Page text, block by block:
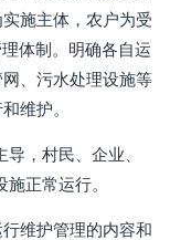
施主体，农户为受
体制。明确各自运
、污水处理设施等
维护。
，村民、企业、
正常运行。
维护管理的内容和